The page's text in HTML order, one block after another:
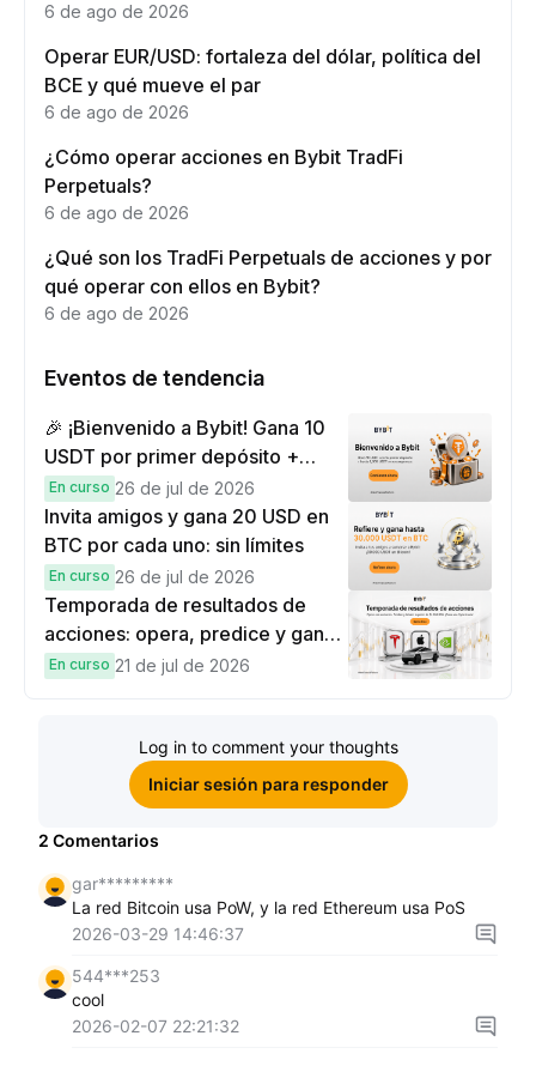
6 de ago de 2026
Operar EUR/USD: fortaleza del dólar, política del
BCE y qué mueve el par
6 de ago de 2026
¿Cómo operar acciones en Bybit TradFi
Perpetuals?
6 de ago de 2026
¿Qué son los TradFi Perpetuals de acciones y por
qué operar con ellos en Bybit?
6 de ago de 2026
Eventos de tendencia
🎉 ¡Bienvenido a Bybit! Gana 10
USDT por primer depósito +
hasta 9,999 USDT en
recompensas
En curso 26 de jul de 2026
Invita amigos y gana 20 USD en
BTC por cada uno: sin límites
En curso 26 de jul de 2026
Temporada de resultados de
acciones: opera, predice y gana
una Cybertruck.
En curso 21 de jul de 2026
Log in to comment your thoughts
Iniciar sesión para responder
2 Comentarios
gar*********
La red Bitcoin usa PoW, y la red Ethereum usa PoS
2026-03-29 14:46:37
544***253
cool
2026-02-07 22:21:32